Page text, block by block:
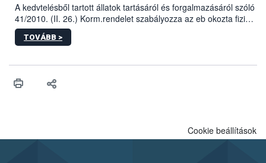
A kedvtelésből tartott állatok tartásáról és forgalmazásáról szóló
41/2010. (II. 26.) Korm.rendelet szabályozza az eb okozta fizikai
sérülés, illetve ennek veszélye keletkezésekor felmerülő
hatósági feladatokat, valamint a veszélyes eb tartását és annak
vonni az ebek viselkedésének megítélésében jártas szakértőt.
TOVÁBB >
Cookie beállítások